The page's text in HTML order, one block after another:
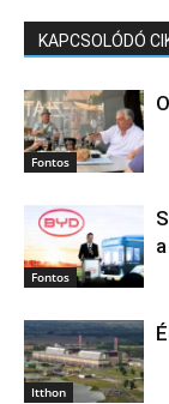
KAPCSOLÓDÓ
Fontos
Fontos
Itthon